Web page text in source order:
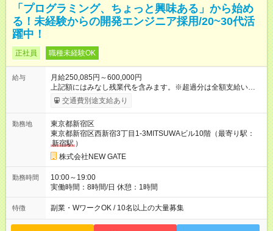
「プログラミング、ちょっと興味ある」から始め
る！未経験からの開発エンジニア採用/20~30代活
躍中！
正社員 職種未経験OK
給与
月給250,085円～600,000円
上記額にはみなし残業代を含みます。※超過分は全額支給いたし
ます。 みなし残業代 47,485円／月 みなし残業時間 30時間／月
・研修期間については月給20万3000円＋交通費＋資格手当＋役
期間あり 試用期間の長さ：6ヶ月 ※ 雇用形態と給与に、本採用
時と異なる部分があります。 雇用形態：中途採用（契約社員）
給与：本採用時と同じです。
交通費別途支給あり
勤務地
東京都新宿区
東京都新宿区西新宿3丁目1-3MITSUWAビル10階（最寄り駅：
新宿駅 ）
株式会社NEW GATE
勤務時間
10:00～19:00
実働時間：8時間/日 休憩：1時間
特徴 副業・WワークOK / 10名以上の大量募集